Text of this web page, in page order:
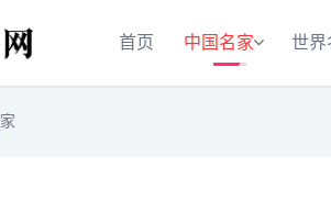
首页 中国名家 世界